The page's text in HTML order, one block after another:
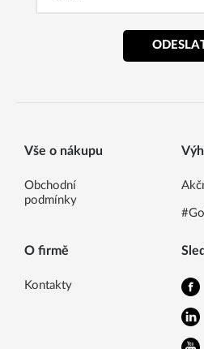
Vše o nákupu
Obchodní
podmínky
O firmě
Kontakty